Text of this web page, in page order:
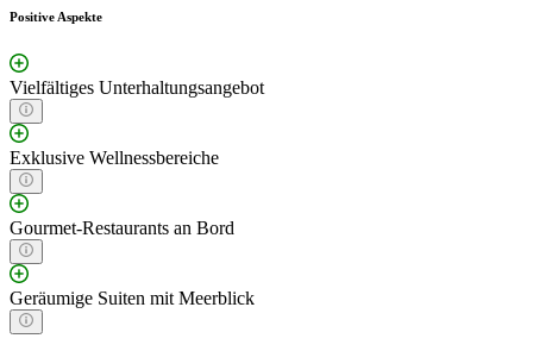
Positive Aspekte
Vielfältiges Unterhaltungsangebot
Exklusive Wellnessbereiche
Gourmet-Restaurants an Bord
Geräumige Suiten mit Meerblick